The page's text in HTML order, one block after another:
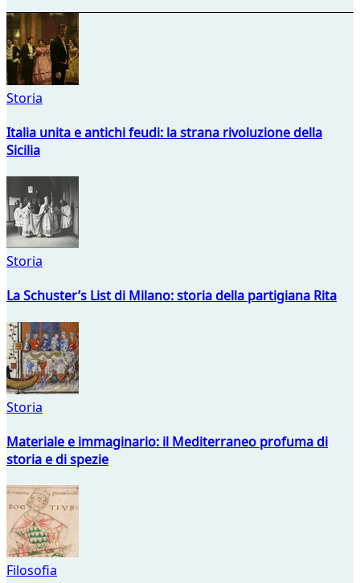
Storia
Italia unita e antichi feudi: la strana rivoluzione della
Sicilia
Storia
La Schuster’s List di Milano: storia della partigiana Rita
Storia
Materiale e immaginario: il Mediterraneo profuma di
storia e di spezie
Filosofia